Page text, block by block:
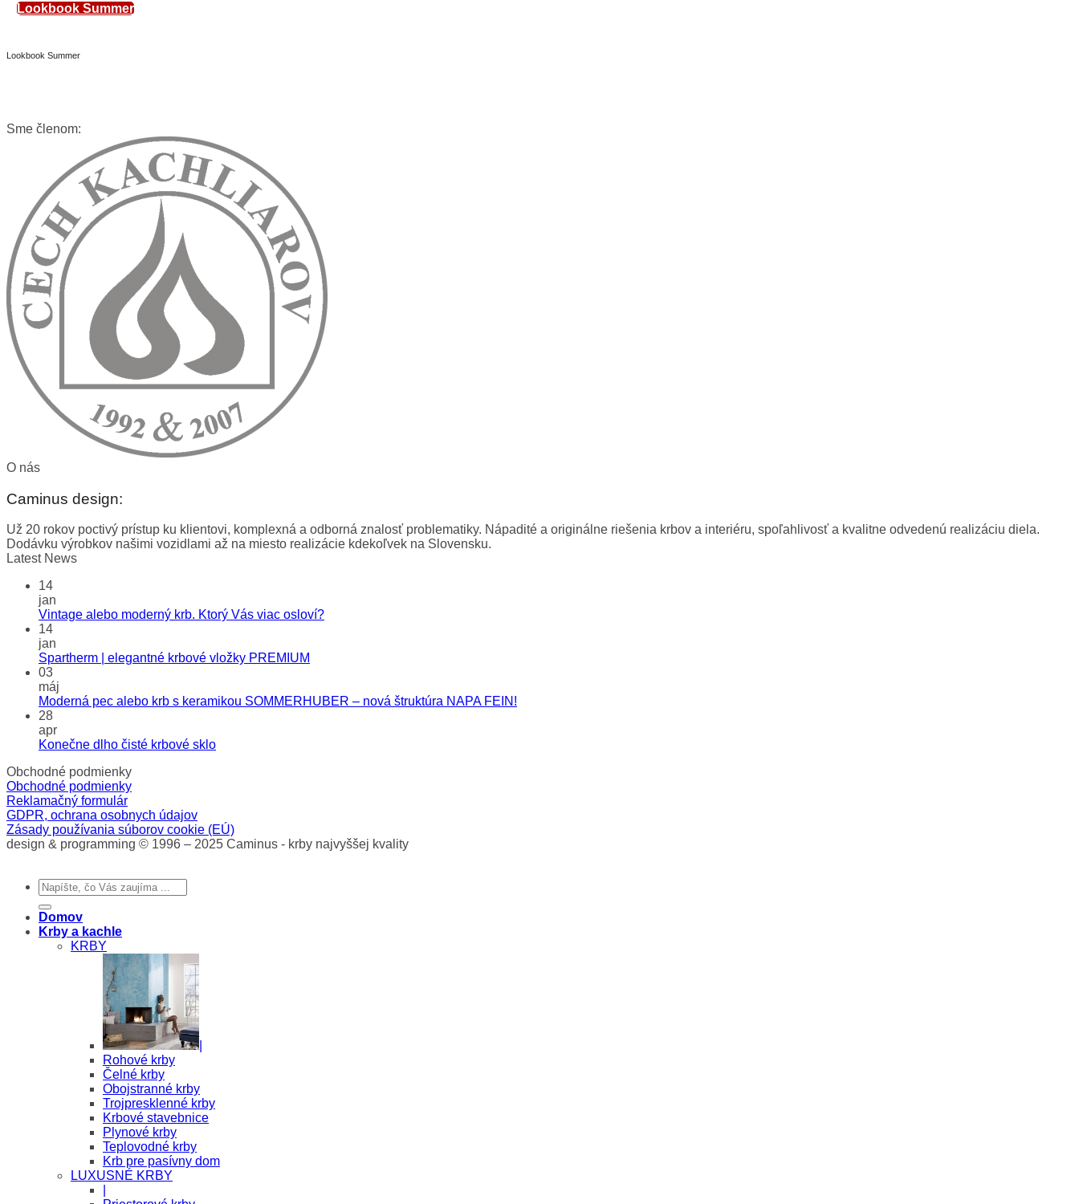
Lookbook Summer
Lookbook Summer
Sme členom:
O nás
Caminus design:
Už 20 rokov poctivý prístup ku klientovi, komplexná a odborná znalosť problematiky. Nápadité a originálne riešenia krbov a interiéru, spoľahlivosť a kvalitne odvedenú realizáciu diela.
Dodávku výrobkov našimi vozidlami až na miesto realizácie kdekoľvek na Slovensku.
Latest News
14
jan
Vintage alebo moderný krb. Ktorý Vás viac osloví?
14
jan
Spartherm | elegantné krbové vložky PREMIUM
03
máj
Moderná pec alebo krb s keramikou SOMMERHUBER – nová štruktúra NAPA FEIN!
28
apr
Konečne dlho čisté krbové sklo
Obchodné podmienky
Obchodné podmienky
Reklamačný formulár
GDPR, ochrana osobnych údajov
Zásady používania súborov cookie (EÚ)
design & programming © 1996 – 2025 Caminus - krby najvyššej kvality
Hľadať:
Domov
Krby a kachle
KRBY
Rohové krby
Čelné krby
Obojstranné krby
Trojpresklenné krby
Krbové stavebnice
Plynové krby
Teplovodné krby
Krb pre pasívny dom
LUXUSNÉ KRBY